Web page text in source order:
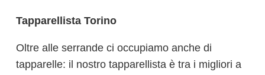
Tapparellista Torino
Oltre alle serrande ci occupiamo anche di
tapparelle: il nostro tapparellista è tra i migliori a